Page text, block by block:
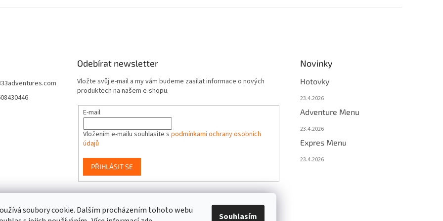
soubory cookie. Dalším procházením tohoto webu
Souhlasím
Odebírat newsletter
Vložte svůj e-mail a my vám budeme zasílat informace o nových
produktech na našem e-shopu.
E-mail
Vložením e-mailu souhlasíte s podmínkami ochrany osobních
údajů
PŘIHLÁSIT SE
Novinky
Hotovky
23.4.2026
Adventure Menu
23.4.2026
Expres Menu
23.4.2026
event333